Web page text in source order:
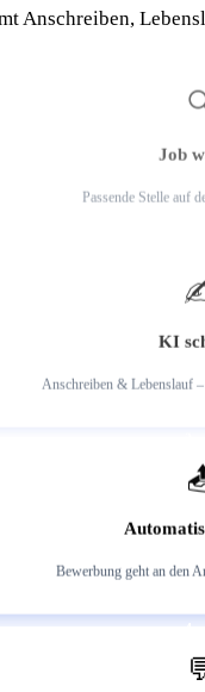
Anschreiben,
Job
Passende Stelle auf
KI
Anschreiben & Lebenslauf
Bewerbung geht an den